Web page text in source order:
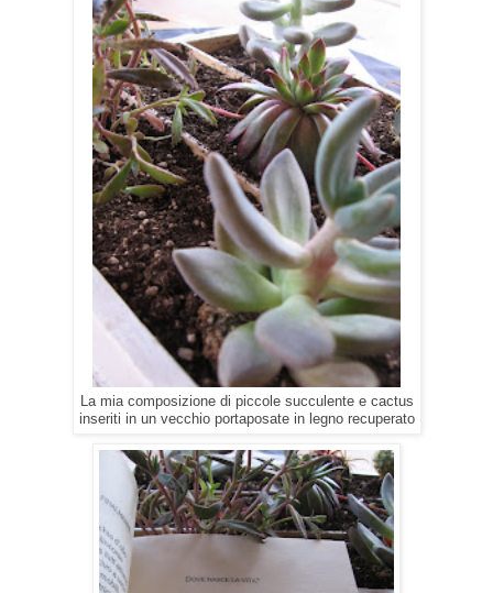
La mia composizione di piccole succulente e cactus
inseriti in un vecchio portaposate in legno recuperato